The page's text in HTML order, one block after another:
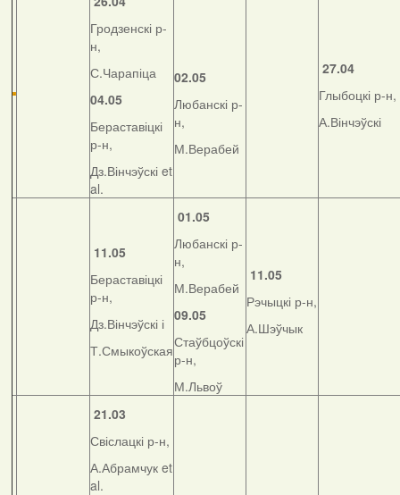
Гродзенскі р-
н,
С.Чарапіца
04.05
Бераставіцкі
р-н,
Дз.Вінчэўскі et
al.
02.05
Любанскі р-
н,
М.Верабей
27.04
Глыбоцкі р-н,
А.Вінчэўскі
11.05
Бераставіцкі
р-н,
Дз.Вінчэўскі і
Т.Смыкоўская
01.05
Любанскі р-
н,
М.Верабей
09.05
Стаўбцоўскі
р-н,
М.Львоў
11.05
Рэчыцкі р-н,
А.Шэўчык
21.03
Свіслацкі р-н,
А.Абрамчук et
al.